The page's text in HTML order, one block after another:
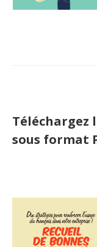
Téléchargez
sous format